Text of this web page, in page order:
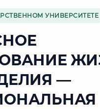
УНИВЕРСИТЕТЕ
—